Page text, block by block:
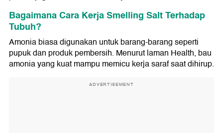
Bagaimana Cara Kerja Smelling Salt Terhadap
Tubuh?
Amonia biasa digunakan untuk barang-barang seperti
pupuk dan produk pembersih. Menurut laman Health, bau
amonia yang kuat mampu memicu kerja saraf saat dihirup.
ADVERTISEMENT